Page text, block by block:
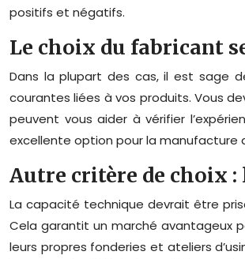
positifs et négatifs.
Le choix du fabricant
Dans la plupart des cas, il est sage
courantes liées à vos produits. Vous
peuvent vous aider à vérifier
excellente option pour la manufacture
Autre critère de choix :
La capacité technique devrait être
Cela garantit un marché avantageux
leurs propres fonderies et ateliers